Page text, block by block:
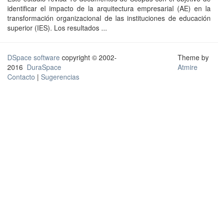
identificar el impacto de la arquitectura empresarial (AE) en la
transformación organizacional de las instituciones de educación
superior (IES). Los resultados ...
DSpace software copyright © 2002-
2016 DuraSpace
Contacto | Sugerencias
Theme by
Atmire